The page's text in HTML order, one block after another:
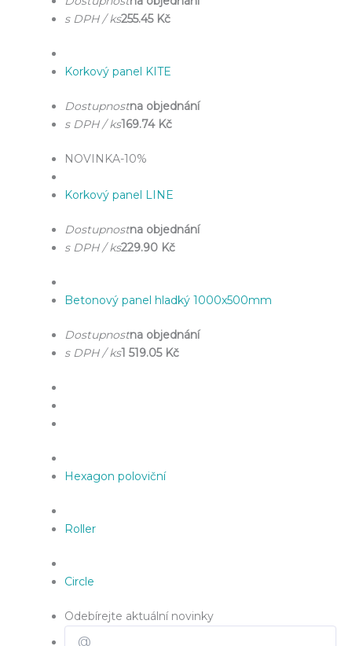
s DPH / ks255.45 Kč
Korkový panel KITE
Dostupnostna objednání
s DPH / ks169.74 Kč
NOVINKA-10%
Korkový panel LINE
Dostupnostna objednání
s DPH / ks229.90 Kč
Betonový panel hladký 1000x500mm
Dostupnostna objednání
s DPH / ks1 519.05 Kč
Hexagon poloviční
Roller
Circle
Odebírejte aktuální novinky